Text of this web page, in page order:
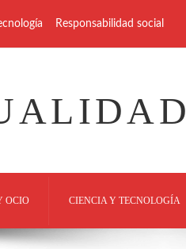
Responsabilidad social
OCIO CIENCIA Y TECNOLOGÍA